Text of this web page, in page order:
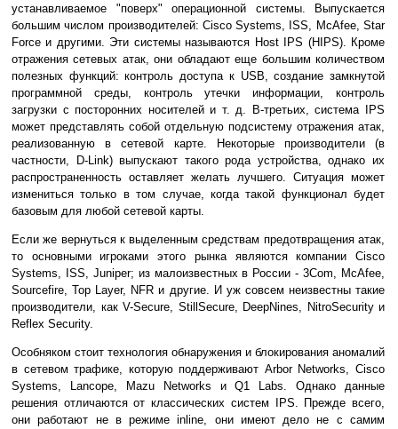
устанавливаемое "поверх" операционной системы. Выпускается
большим числом производителей: Cisco Systems, ISS, McAfee, Star
Force и другими. Эти системы называются Host IPS (HIPS). Кроме
отражения сетевых атак, они обладают еще большим количеством
полезных функций: контроль доступа к USB, создание замкнутой
программной среды, контроль утечки информации, контроль
загрузки с посторонних носителей и т. д. В-третьих, система IPS
может представлять собой отдельную подсистему отражения атак,
реализованную в сетевой карте. Некоторые производители (в
частности, D-Link) выпускают такого рода устройства, однако их
распространенность оставляет желать лучшего. Ситуация может
измениться только в том случае, когда такой функционал будет
базовым для любой сетевой карты.
Если же вернуться к выделенным средствам предотвращения атак,
то основными игроками этого рынка являются компании Cisco
Systems, ISS, Juniper; из малоизвестных в России - 3Com, McAfee,
Sourcefire, Top Layer, NFR и другие. И уж совсем неизвестны такие
производители, как V-Secure, StillSecure, DeepNines, NitroSecurity и
Reflex Security.
Особняком стоит технология обнаружения и блокирования аномалий
в сетевом трафике, которую поддерживают Arbor Networks, Cisco
Systems, Lancope, Mazu Networks и Q1 Labs. Однако данные
решения отличаются от классических систем IPS. Прежде всего,
они работают не в режиме inline, они имеют дело не с самим